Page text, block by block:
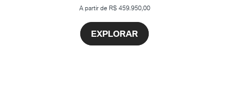
A partir de R$ 459.950,00
EXPLORAR